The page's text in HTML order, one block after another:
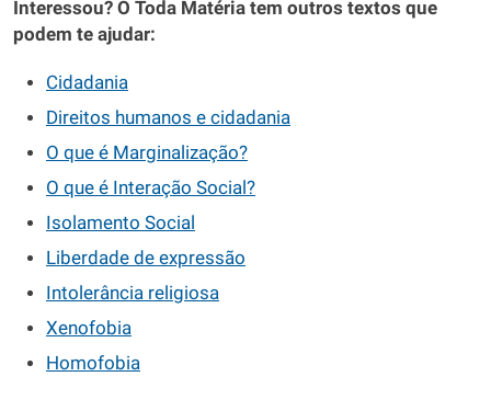
Interessou? O Toda Matéria tem outros textos que
podem te ajudar:
Cidadania
Direitos humanos e cidadania
O que é Marginalização?
O que é Interação Social?
Isolamento Social
Liberdade de expressão
Intolerância religiosa
Xenofobia
Homofobia